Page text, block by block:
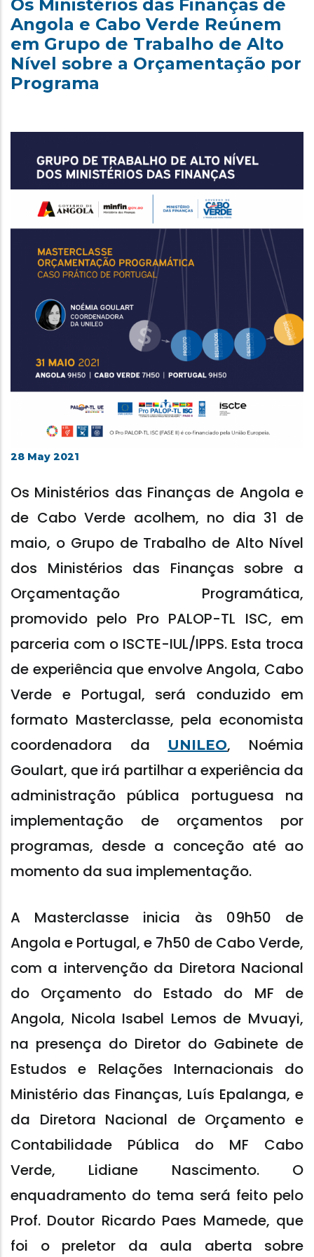
Os Ministérios das Finanças de
Angola e Cabo Verde Reúnem
em Grupo de Trabalho de Alto
Nível sobre a Orçamentação por
Programa
28 May 2021
Os Ministérios das Finanças de Angola e
de Cabo Verde acolhem, no dia 31 de
maio, o Grupo de Trabalho de Alto Nível
dos Ministérios das Finanças sobre a
Orçamentação Programática,
promovido pelo Pro PALOP-TL ISC, em
parceria com o ISCTE-IUL/IPPS. Esta troca
de experiência que envolve Angola, Cabo
Verde e Portugal, será conduzido em
formato Masterclasse, pela economista
coordenadora da
UNILEO, Noémia
Goulart, que irá partilhar a experiência da
administração pública portuguesa na
implementação de orçamentos por
programas, desde a conceção até ao
momento da sua implementação.
A Masterclasse inicia às 09h50 de
Angola e Portugal, e 7h50 de Cabo Verde,
com a intervenção da Diretora Nacional
do Orçamento do Estado do MF de
Angola, Nicola Isabel Lemos de Mvuayi,
na presença do Diretor do Gabinete de
Estudos e Relações Internacionais do
Ministério das Finanças, Luís Epalanga, e
da Diretora Nacional de Orçamento e
Contabilidade Pública do MF Cabo
Verde, Lidiane Nascimento. O
enquadramento do tema será feito pelo
Prof. Doutor Ricardo Paes Mamede, que
foi o preletor da aula aberta sobre